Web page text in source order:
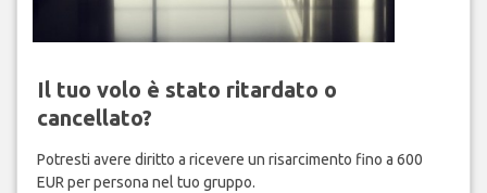
Il tuo volo è stato ritardato o
cancellato?
Potresti avere diritto a ricevere un risarcimento fino a 600
EUR per persona nel tuo gruppo.